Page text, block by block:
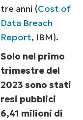
tre anni (Cost of
Data Breach
Report, IBM).
Solo nel primo
trimestre del
2023 sono stati
resi pubblici
6,41 milioni di